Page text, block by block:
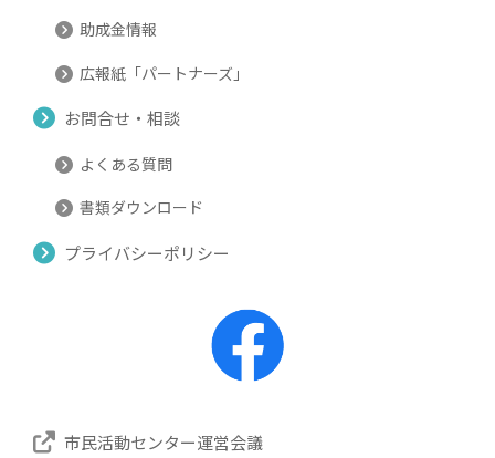
助成金情報
広報紙「パートナーズ」
お問合せ・相談
よくある質問
書類ダウンロード
プライバシーポリシー
市民活動センター運営会議